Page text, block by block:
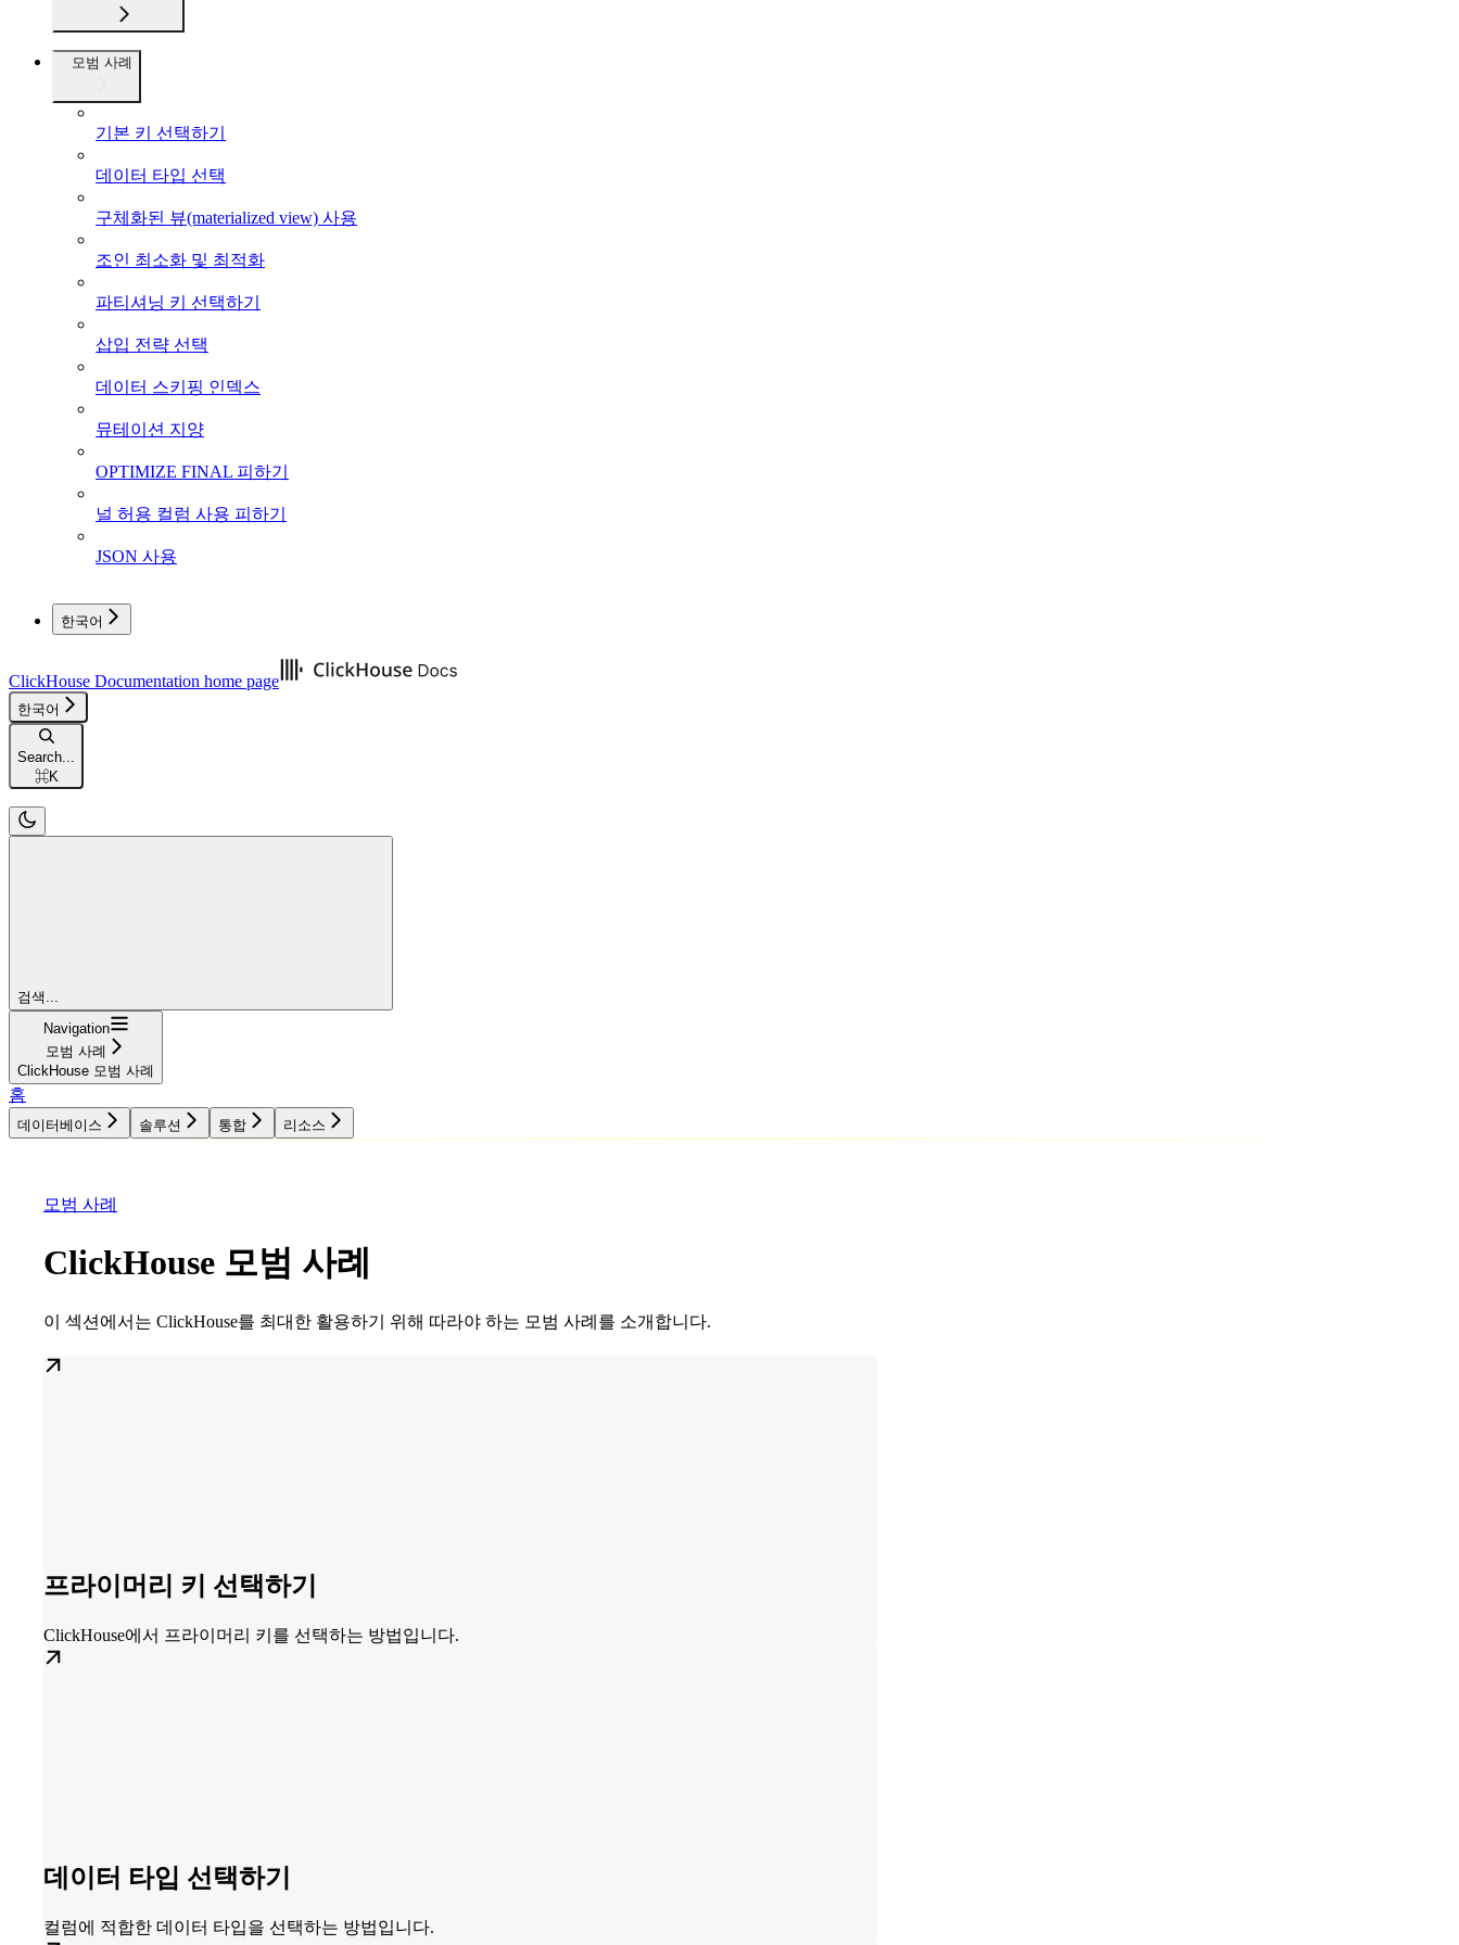
모범 사례
기본 키 선택하기
데이터 타입 선택
구체화된 뷰(materialized view) 사용
조인 최소화 및 최적화
파티셔닝 키 선택하기
삽입 전략 선택
데이터 스키핑 인덱스
뮤테이션 지양
OPTIMIZE FINAL 피하기
널 허용 컬럼 사용 피하기
JSON 사용
한국어
ClickHouse Documentation home page
한국어
Search...
⌘K
검색...
Navigation
모범 사례
ClickHouse 모범 사례
홈
데이터베이스 솔루션 통합 리소스
모범 사례
ClickHouse 모범 사례
이 섹션에서는 ClickHouse를 최대한 활용하기 위해 따라야 하는 모범 사례를 소개합니다.
프라이머리 키 선택하기
ClickHouse에서 프라이머리 키를 선택하는 방법입니다.
데이터 타입 선택하기
컬럼에 적합한 데이터 타입을 선택하는 방법입니다.